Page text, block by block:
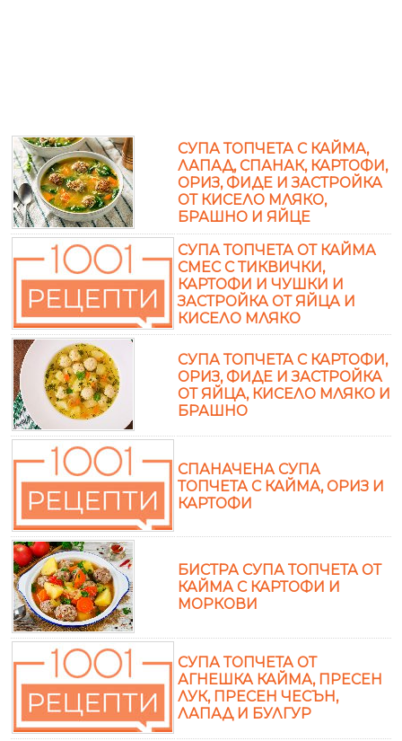
СУПА ТОПЧЕТА С КАЙМА,
ЛАПАД, СПАНАК, КАРТОФИ,
ОРИЗ, ФИДЕ И ЗАСТРОЙКА
ОТ КИСЕЛО МЛЯКО,
БРАШНО И ЯЙЦЕ
СУПА ТОПЧЕТА ОТ КАЙМА
СМЕС С ТИКВИЧКИ,
КАРТОФИ И ЧУШКИ И
ЗАСТРОЙКА ОТ ЯЙЦА И
КИСЕЛО МЛЯКО
СУПА ТОПЧЕТА С КАРТОФИ,
ОРИЗ, ФИДЕ И ЗАСТРОЙКА
ОТ ЯЙЦА, КИСЕЛО МЛЯКО И
БРАШНО
СПАНАЧЕНА СУПА
ТОПЧЕТА С КАЙМА, ОРИЗ И
КАРТОФИ
БИСТРА СУПА ТОПЧЕТА ОТ
КАЙМА С КАРТОФИ И
МОРКОВИ
СУПА ТОПЧЕТА ОТ
АГНЕШКА КАЙМА, ПРЕСЕН
ЛУК, ПРЕСЕН ЧЕСЪН,
ЛАПАД И БУЛГУР